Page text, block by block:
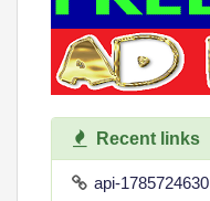
Recent links
api-1785724630